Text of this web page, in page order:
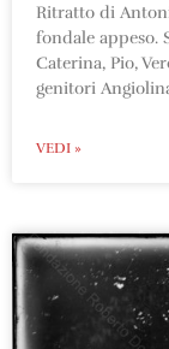
Ritratto di
fondale appeso.
Caterina, Pio,
genitori
VEDI »